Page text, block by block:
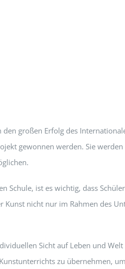
großen Erfolg des
gewonnen werden. Sie werden
Schule, ist es wichtig, dass
Kunst nicht nur im Rahmen des
Sicht auf Leben und
zu übernehmen,